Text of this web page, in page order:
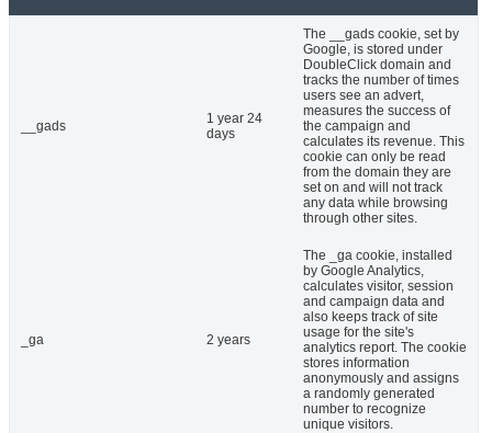
__gads
1 year 24
days
The __gads cookie, set by
Google, is stored under
DoubleClick domain and
tracks the number of times
users see an advert,
measures the success of
the campaign and
calculates its revenue. This
cookie can only be read
from the domain they are
set on and will not track
any data while browsing
through other sites.
_ga 2 years
The _ga cookie, installed
by Google Analytics,
calculates visitor, session
and campaign data and
also keeps track of site
usage for the site's
analytics report. The cookie
stores information
anonymously and assigns
a randomly generated
number to recognize
unique visitors.